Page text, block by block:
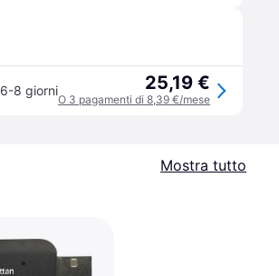
6-8 giorni 25,19 €
O 3 pagamenti di 8,39 €/mese
Mostra tutto